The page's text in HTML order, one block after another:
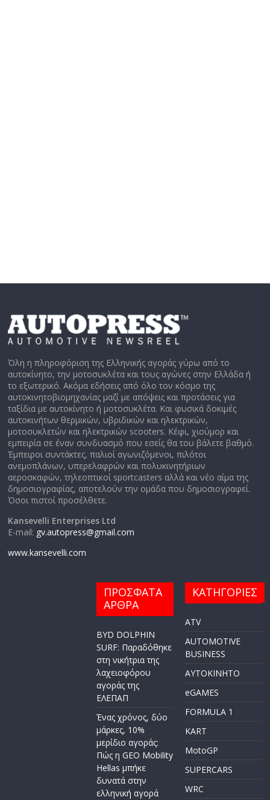
Όλη η πληροφόριση της Ελληνικής αγοράς γύρω από το
αυτοκίνητο, την μοτοσυκλέτα και τους αγώνες στην Ελλάδα ή
το εξωτερικό. Ακόμα εδήσεις από όλο τον κόσμο της
αυτοκινητοβιομηχανίας μαζί με απόψεις και προτάσεις για
ταξίδια με αυτοκίνητο ή μοτοσυκλέτα. Και φυσικά δοκιμές
αυτοκινήτων θερμικών, υβριδικών και ηλεκτρικών,
μοτοσυκλετών και ηλεκτρικών scooters. Κέφι, χιούμορ και
εμπειρία σε έναν συνδυασμό που εσείς θα του βάλετε βαθμό.
Έμπειροι συντάκτες, παλιοί αγωνιζόμενοι, πιλότοι
ανεμοπλάνων, υπερελαφρών και πολυκινητήριων
αεροσκαφών, τηλεοπτικοί sportcasters αλλά και νέο αίμα της
δημοσιογραφίας, αποτελούν την ομάδα που δημοσιογραφεί.
Όσοι πιστοί προσέλθετε.
Kansevelli Enterprises Ltd
E-mail: gv.autopress@gmail.com
www.kansevelli.com
ΠΡΟΣΦΑΤΑ
ΑΡΘΡΑ
BYD DOLPHIN
SURF: Παραδόθηκε
στη νικήτρια της
λαχειοφόρου
αγοράς της
ΕΛΕΠΑΠ
Ένας χρόνος, δύο
μάρκες, 10%
μερίδιο αγοράς:
Πώς η GEO Mobility
Hellas μπήκε
δυνατά στην
ελληνική αγορά
ΚΑΤΗΓΟΡΙΕΣ
ATV
AUTOMOTIVE
BUSINESS
AYTOKINHTO
eGAMES
FORMULA 1
KART
MotoGP
SUPERCARS
WRC